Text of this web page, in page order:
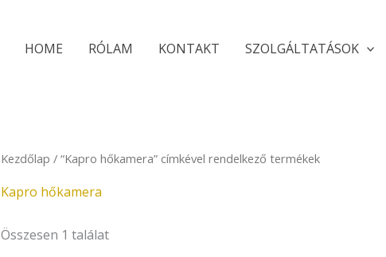
HOME RÓLAM KONTAKT SZOLGÁLTATÁSOK
Kezdőlap / “Kapro hőkamera” címkével rendelkező termékek
Kapro hőkamera
Összesen 1 találat